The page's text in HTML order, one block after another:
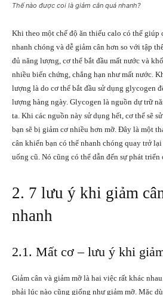
Thế nào được coi là giảm cân quá nhanh?
Khi theo một chế độ ăn thiếu calo có thể giúp
nhanh chóng và dễ giảm cân hơn so với tập
đủ năng lượng, cơ thể bắt đầu mất nước và
nhiều biến chứng, chẳng hạn như mất nước.
lượng là do cơ thể bắt đầu sử dụng glycogen
lượng hàng ngày. Glycogen là nguồn dự trữ
ta. Khi các nguồn này sử dụng hết, cơ thể sẽ
bạn sẽ bị giảm cơ nhiều hơn mỡ. Đây là một
cân khiến bạn có thể nhanh chóng quay trở
uống cũ. Nó cũng có thể dẫn đến sự phát triển
2. 7 lưu ý khi giảm
nhanh
2.1. Mất cơ – lưu ý khi
Giảm cân và giảm mỡ là hai việc rất khác
phải lúc nào cũng giống như giảm mỡ. Mặc